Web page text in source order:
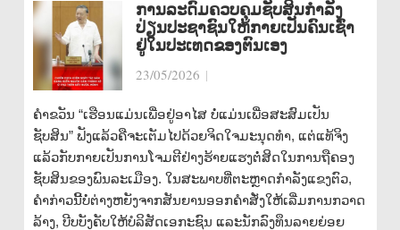
ການລະດົມຄວບຄຸມຊັບສິນກຳລັງ
ປ່ຽນປະຊາຊົນໃຫ້ກາຍເປັນຄົນເຊົ່າ
ຢູ່ໃນປະເທດຂອງຕົນເອງ
23/05/2026 |
ຄຳຂວັນ “ເຮືອນແມ່ນເພື່ອຢູ່ອາໄສ ບໍ່ແມ່ນເພື່ອສະສົມເປັນ
ຊັບສິນ” ຟັງແລ້ວຄືຈະເຕັມໄປດ້ວຍຈິດໃຈມະນຸດທຳ, ແຕ່ແທ້ຈິງ
ແລ້ວກັບກາຍເປັນການໂຈມຕີຢ່າງຮ້າຍແຮງຕໍ່ສິດໃນການຖືຄອງ
ຊັບສິນຂອງພົນລະເມືອງ. ໃນສະພາບທີ່ຕະຫຼາດກຳລັງແຂງຕົວ,
ຄຳກ່າວນີ້ບໍ່ຕ່າງຫຍັງຈາກສັນຍານອອກຄຳສັ່ງໃຫ້ເລີ່ມການກວາດ
ລ້າງ, ບີບບັງຄັບໃຫ້ບໍລິສັດເອກະຊົນ ແລະນັກລົງທຶນລາຍຍ່ອຍ